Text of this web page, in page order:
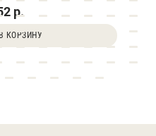
р.
КОРЗИНУ